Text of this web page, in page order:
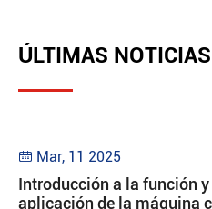
ÚLTIMAS
 Mar, 11 2025
Introducción a la función y
aplicación de la máquina